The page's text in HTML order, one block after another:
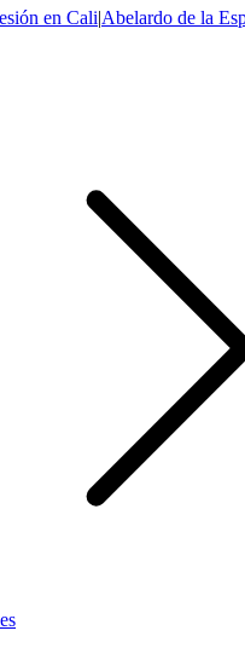
en Cali|Abelardo de la